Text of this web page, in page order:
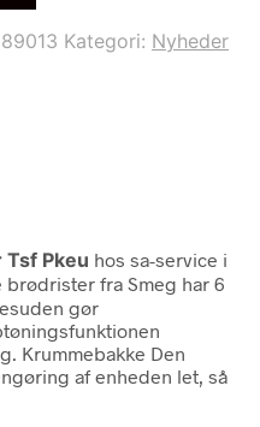
Kategori: Nyheder
Pkeu hos sa-service i
fra Smeg har 6
gør
Krummebakke Den
af enheden let, så